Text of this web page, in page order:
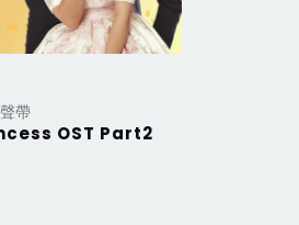
帶
OST Part2